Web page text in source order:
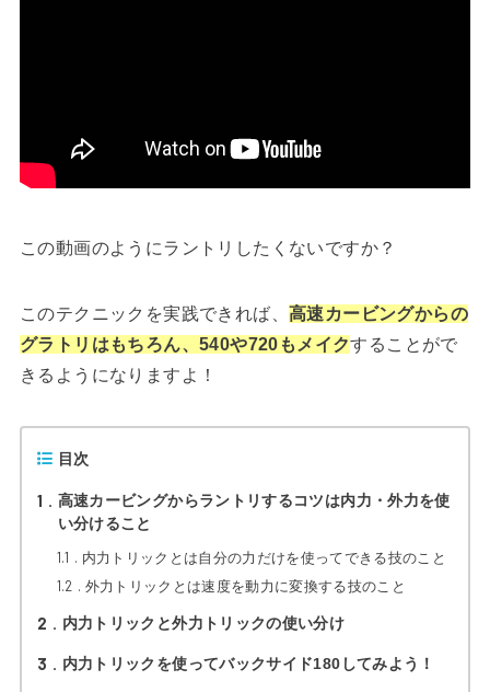
この動画のようにラントリしたくないですか？
このテクニックを実践できれば、 高速カービングからの
グラトリはもちろん、540や720もメイクすることがで
きるようになりますよ！
目次
1
高速カービングからラントリするコツは内力・外力を使
い分けること
1.1
内力トリックとは自分の力だけを使ってできる技のこと
1.2 外力トリックとは速度を動力に変換する技のこと
2 内力トリックと外力トリックの使い分け
3 内力トリックを使ってバックサイド180してみよう！